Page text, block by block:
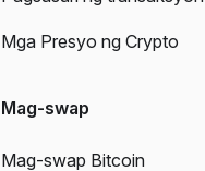
Mga Presyo ng Crypto
Mag-swap
Mag-swap Bitcoin